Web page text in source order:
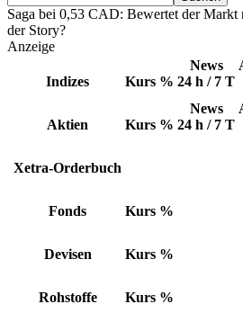
Saga bei 0,53 CAD: Bewertet der
der Story?
Anzeige
Indizes Kurs %
News
24 h / 7 T
Aktien Kurs %
News
24 h / 7 T
Xetra-Orderbuch
Fonds Kurs %
Devisen Kurs %
Rohstoffe Kurs %